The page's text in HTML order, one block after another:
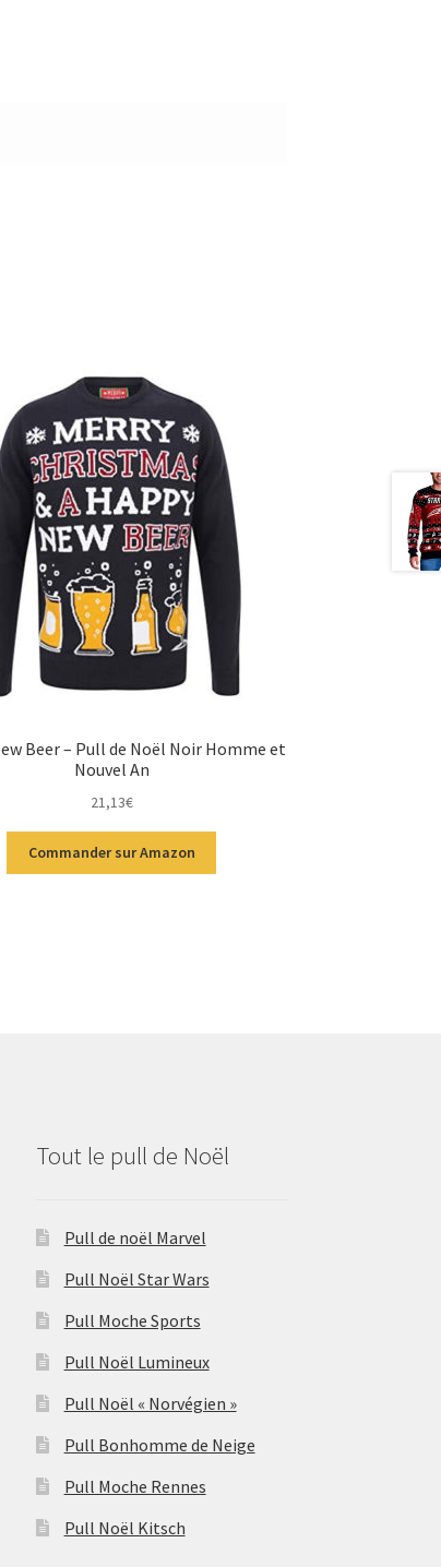
Beer – Pull de Noël Noir Homme et
Nouvel An
21,13€
Commander sur Amazon
Tout le pull de Noël
Pull de noël Marvel
Pull Noël Star Wars
Pull Moche Sports
Pull Noël Lumineux
Pull Noël « Norvégien »
Pull Bonhomme de Neige
Pull Moche Rennes
Pull Noël Kitsch